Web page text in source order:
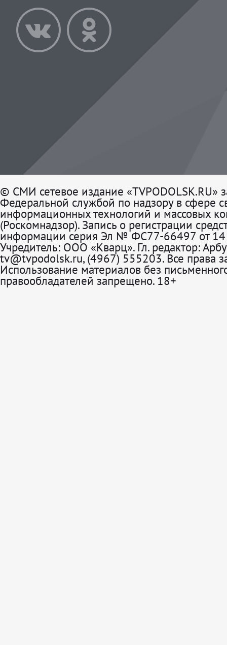
© СМИ сетевое издание «TVPODOLSK.RU»
Федеральной службой по надзору в сфере
информационных технологий и массовых
(Роскомнадзор). Запись о регистрации
информации серия Эл № ФС77-66497 от 14
Учредитель: ООО «Кварц». Гл. редактор:
tv@tvpodolsk.ru, (4967) 555203. Все права
Использование материалов без
правообладателей запрещено. 18+